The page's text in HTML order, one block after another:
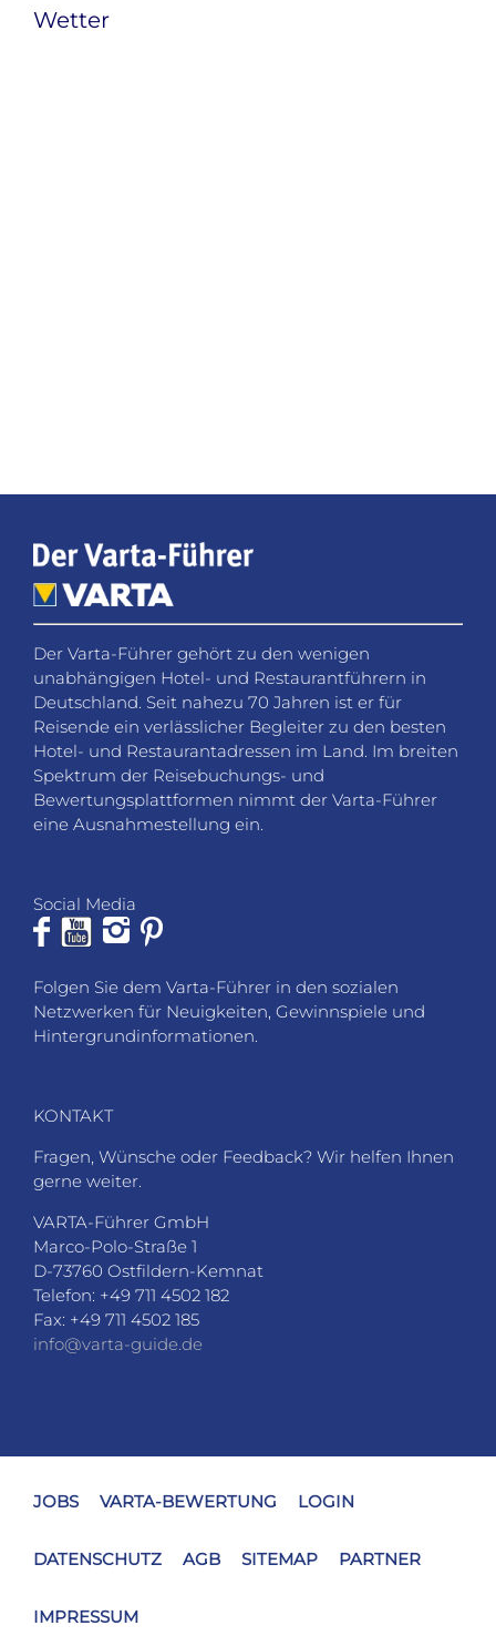
Wetter
Der Varta-Führer gehört zu den wenigen
unabhängigen Hotel- und Restaurantführern in
Deutschland. Seit nahezu 70 Jahren ist er für
Reisende ein verlässlicher Begleiter zu den besten
Hotel- und Restaurantadressen im Land. Im breiten
Spektrum der Reisebuchungs- und
Bewertungsplattformen nimmt der Varta-Führer
eine Ausnahmestellung ein.
Social Media
Folgen Sie dem Varta-Führer in den sozialen
Netzwerken für Neuigkeiten, Gewinnspiele und
Hintergrundinformationen.
KONTAKT
Fragen, Wünsche oder Feedback? Wir helfen Ihnen
gerne weiter.
VARTA-Führer GmbH
Marco-Polo-Straße 1
D-73760 Ostfildern-Kemnat
Telefon: +49 711 4502 182
Fax: +49 711 4502 185
info@varta-guide.de
JOBS VARTA-BEWERTUNG LOGIN
DATENSCHUTZ AGB SITEMAP PARTNER
IMPRESSUM